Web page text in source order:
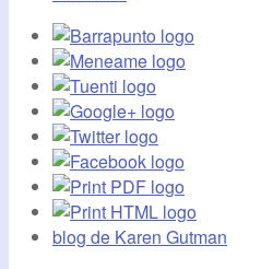
blog de Karen Gutman